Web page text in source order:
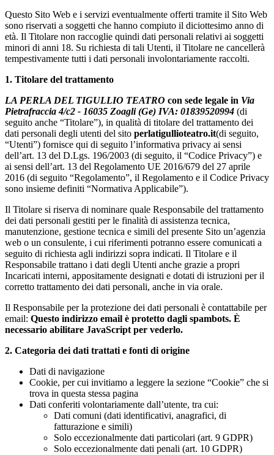
Questo Sito Web e i servizi eventualmente offerti tramite il Sito Web
sono riservati a soggetti che hanno compiuto il diciottesimo anno di
età. Il Titolare non raccoglie quindi dati personali relativi ai soggetti
minori di anni 18. Su richiesta di tali Utenti, il Titolare ne cancellerà
tempestivamente tutti i dati personali involontariamente raccolti.
1. Titolare del trattamento
LA PERLA DEL TIGULLIO TEATRO con sede legale in Via
Pietrafraccia 4/c2 - 16035 Zoagli (Ge) IVA: 01839520994 (di
seguito anche “Titolare”), in qualità di titolare del trattamento dei
dati personali degli utenti del sito perlatigullioteatro.it(di seguito,
“Utenti”) fornisce qui di seguito l’informativa privacy ai sensi
dell’art. 13 del D.Lgs. 196/2003 (di seguito, il “Codice Privacy”) e
ai sensi dell’art. 13 del Regolamento UE 2016/679 del 27 aprile
2016 (di seguito “Regolamento”, il Regolamento e il Codice Privacy
sono insieme definiti “Normativa Applicabile”).
Il Titolare si riserva di nominare quale Responsabile del trattamento
dei dati personali gestiti per le finalità di assistenza tecnica,
manutenzione, gestione tecnica e simili del presente Sito un’agenzia
web o un consulente, i cui riferimenti potranno essere comunicati a
seguito di richiesta agli indirizzi sopra indicati. Il Titolare e il
Responsabile trattano i dati degli Utenti anche grazie a propri
Incaricati interni, appositamente designati e dotati di istruzioni per il
corretto trattamento dei dati personali, anche in via orale.
Il Responsabile per la protezione dei dati personali è contattabile per
email: Questo indirizzo email è protetto dagli spambots. È
necessario abilitare JavaScript per vederlo.
2. Categoria dei dati trattati e fonti di origine
Dati di navigazione
Cookie, per cui invitiamo a leggere la sezione “Cookie” che si
trova in questa stessa pagina
Dati conferiti volontariamente dall’utente, tra cui:
Dati comuni (dati identificativi, anagrafici, di
fatturazione e simili)
Solo eccezionalmente dati particolari (art. 9 GDPR)
Solo eccezionalmente dati penali (art. 10 GDPR)